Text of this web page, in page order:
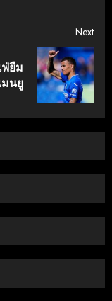
Next
ฟ่ยืม
มนยู